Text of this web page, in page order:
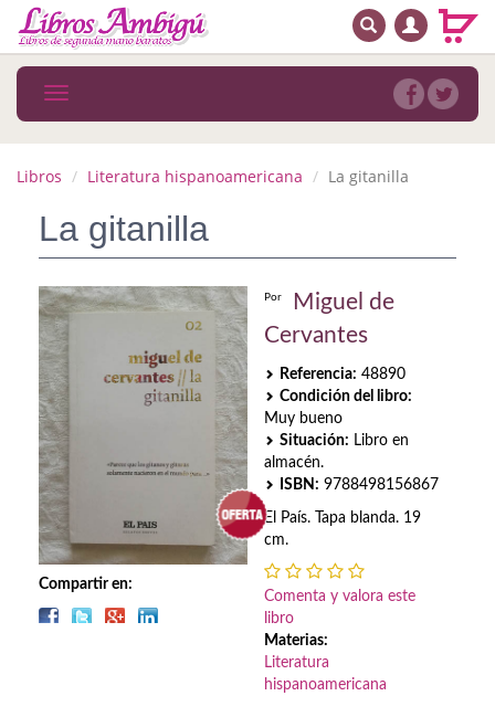
MENÚ PRINCIPAL
Novedades
MATERIAS
Astrología. Ocultismo
Autoayuda. Conocimiento personal
Autoayuda. Crecimiento personal
Biografía
Biografías
Ciencia ficción
Cine
BUSCAR
Toggle
navigation
Libros Literatura hispanoamericana La gitanilla
La gitanilla
Compartir en:
Por
Miguel de
Cervantes
Referencia: 48890
Condición del libro:
Muy bueno
Situación: Libro en
almacén.
ISBN: 9788498156867
El País. Tapa blanda. 19
cm.
Comenta y valora este
libro
Materias:
Literatura
hispanoamericana